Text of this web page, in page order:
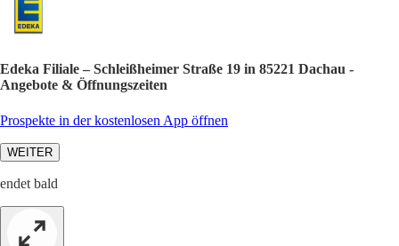
Edeka Filiale – Schleißheimer Straße 19 in 85221 Dachau -
Angebote & Öffnungszeiten
Prospekte in der kostenlosen App öffnen
WEITER
endet bald